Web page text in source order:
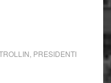
PRESIDENTI